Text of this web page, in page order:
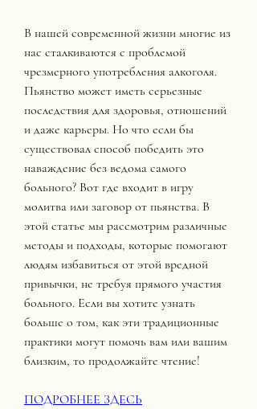
В нашей современной жизни многие из
нас сталкиваются с проблемой
чрезмерного употребления алкоголя.
Пьянство может иметь серьезные
последствия для здоровья, отношений
и даже карьеры. Но что если бы
существовал способ победить это
наваждение без ведома самого
больного? Вот где входит в игру
молитва или заговор от пьянства. В
этой статье мы рассмотрим различные
методы и подходы, которые помогают
людям избавиться от этой вредной
привычки, не требуя прямого участия
больного. Если вы хотите узнать
больше о том, как эти традиционные
практики могут помочь вам или вашим
близким, то продолжайте чтение!
ПОДРОБНЕЕ ЗДЕСЬ